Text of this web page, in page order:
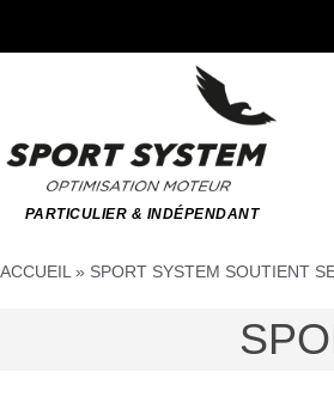
PARTICULIER & INDÉPENDANT
ACCUEIL» SPORT SYSTEM SOUTIENT